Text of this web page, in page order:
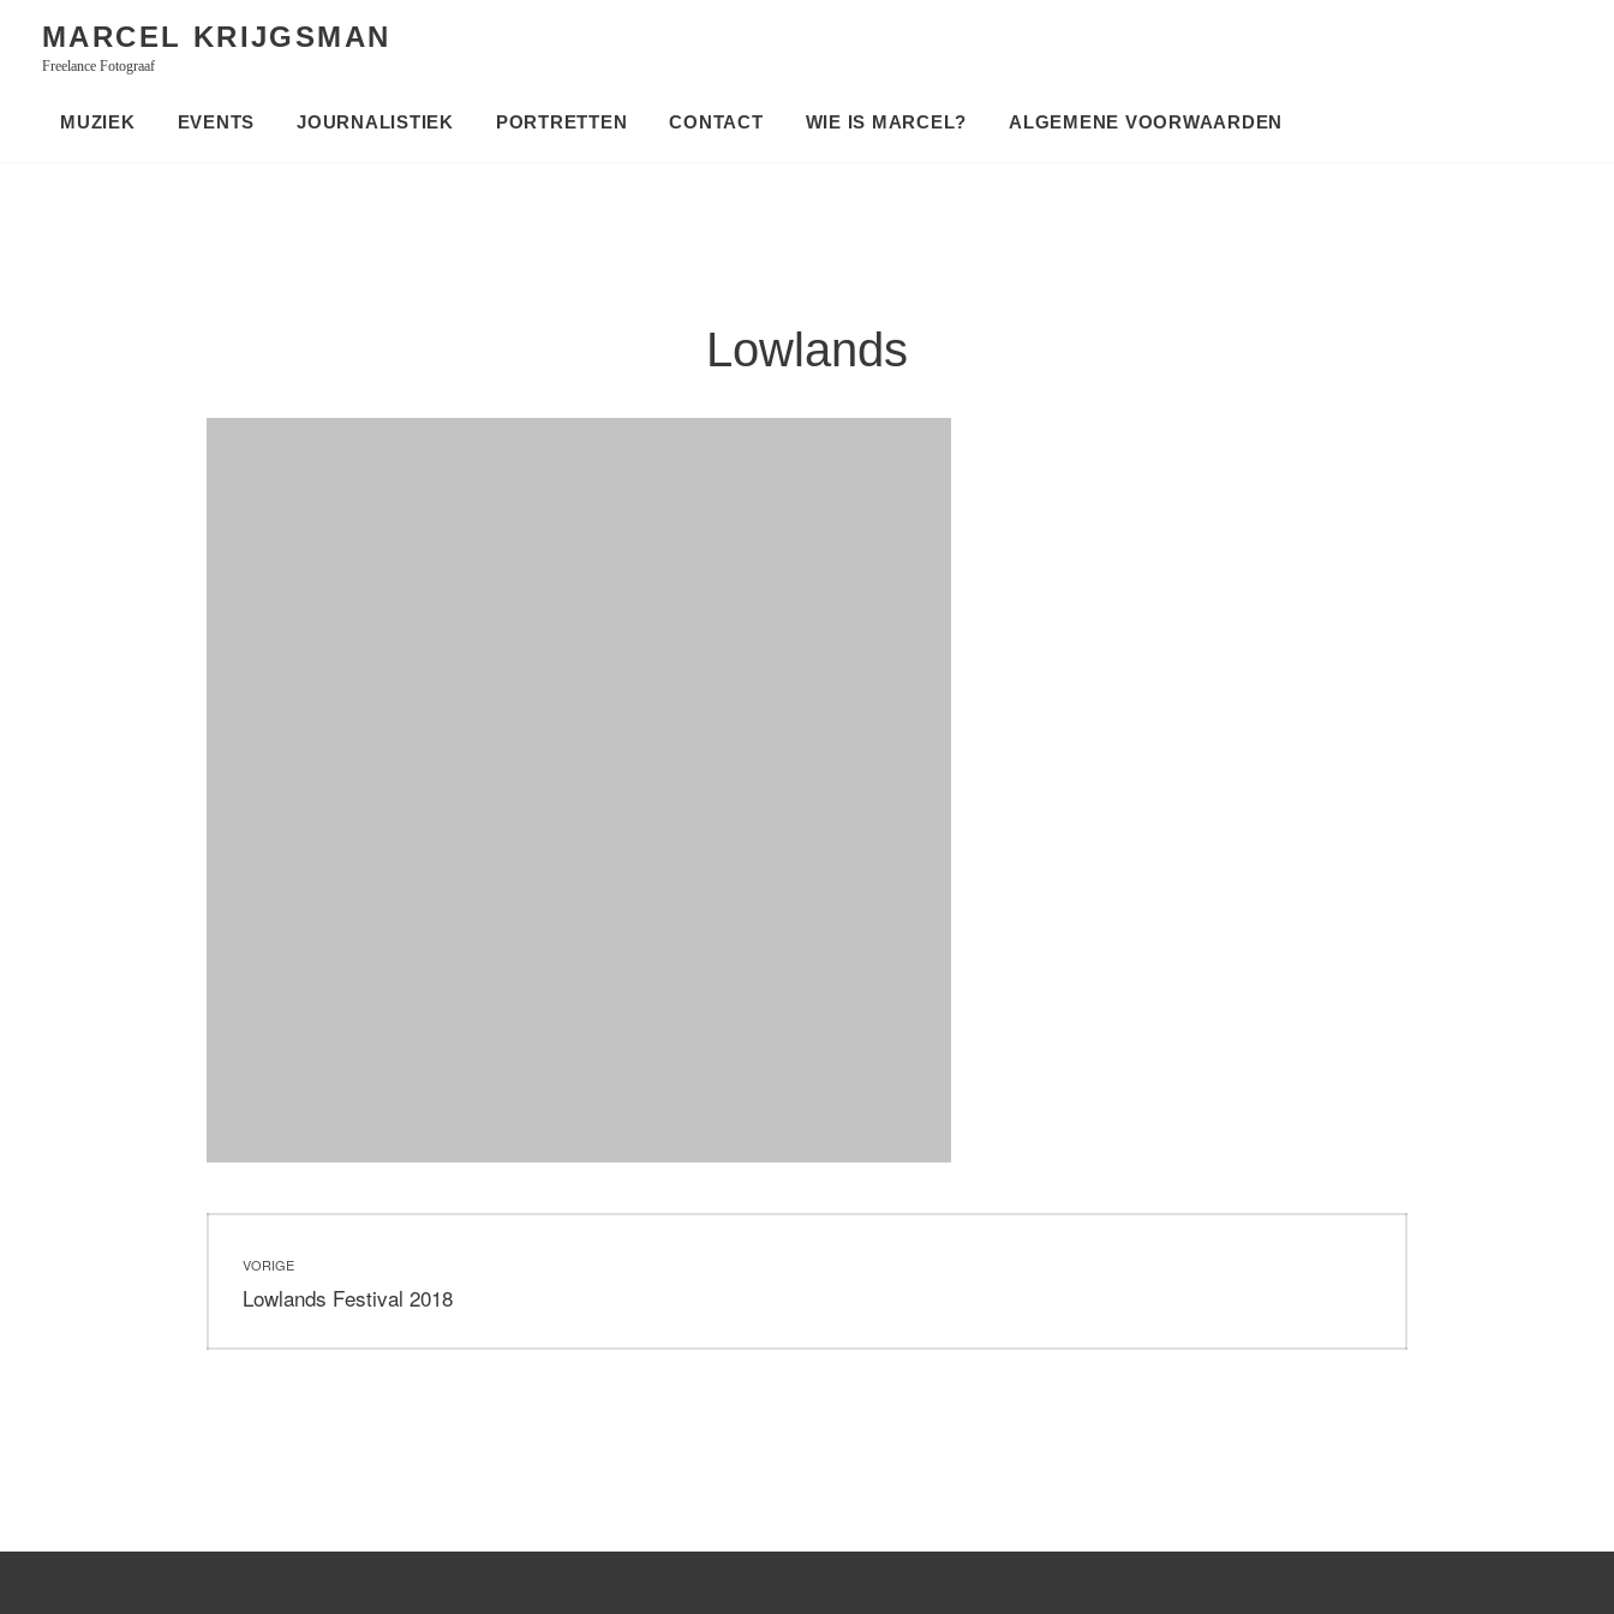
content
MARCEL KRIJGSMAN
Freelance Fotograaf
MUZIEK EVENTS JOURNALISTIEK PORTRETTEN CONTACT WIE IS MARCEL? ALGEMENE VOORWAARDEN
Lowlands
navigatie
VORIGE
Vorig
Lowlands Festival 2018